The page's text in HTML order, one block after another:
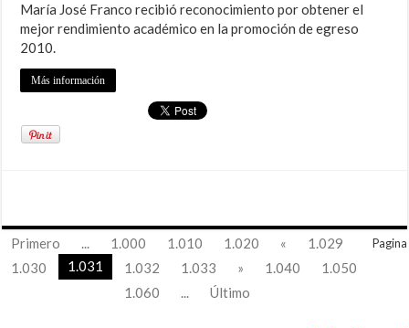
María José Franco recibió reconocimiento por obtener el
mejor rendimiento académico en la promoción de egreso
2010.
Más información
Pagina
Primero ... 1.000 1.010 1.020 «
1.029
1.030
1.031 1.032 1.033 » 1.040
1.050
1.060
... Último